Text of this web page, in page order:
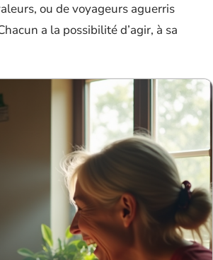
ou de voyageurs aguerris
a la possibilité d’agir, à sa